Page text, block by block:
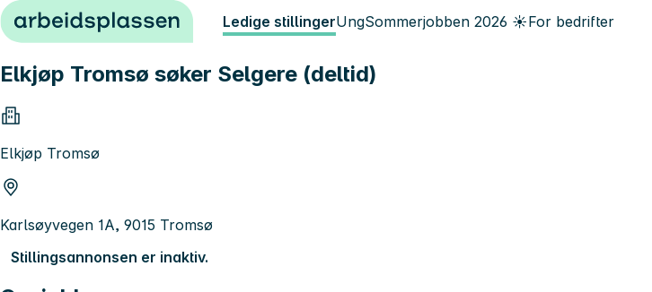
Hopp til innhold Ledige stillingerUngSommerjobben 2026 ☀️For bedrifter
Elkjøp Tromsø søker Selgere (deltid)
Elkjøp Tromsø
Karlsøyvegen 1A, 9015 Tromsø
Stillingsannonsen er inaktiv.